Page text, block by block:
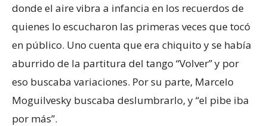
donde el aire vibra a infancia en los recuerdos de
quienes lo escucharon las primeras veces que tocó
en público. Uno cuenta que era chiquito y se había
aburrido de la partitura del tango “Volver” y por
eso buscaba variaciones. Por su parte, Marcelo
Moguilvesky buscaba deslumbrarlo, y “el pibe iba
por más”.